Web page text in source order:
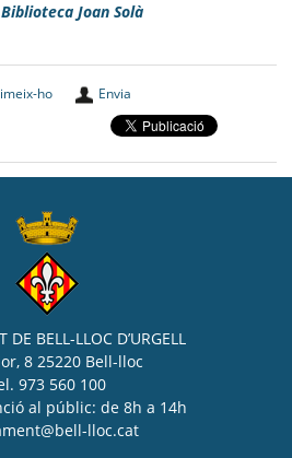
Joan Solà
ho Envia
DE BELL-LLOC D’URGELL
8 25220 Bell-lloc
973 560 100
al públic: de 8h a 14h
lloc.cat